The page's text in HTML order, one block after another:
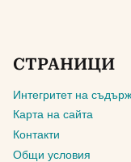
СТРАНИЦИ
Интегритет на
Карта на сайта
Контакти
Общи условия